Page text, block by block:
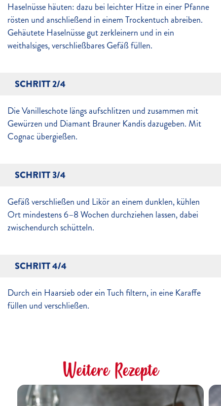
Haselnüsse häuten: dazu bei leichter Hitze in einer Pfanne
rösten und anschließend in einem Trockentuch abreiben.
Gehäutete Haselnüsse gut zerkleinern und in ein
weithalsiges, verschließbares Gefäß füllen.
SCHRITT 2/4
Die Vanilleschote längs aufschlitzen und zusammen mit
Gewürzen und Diamant Brauner Kandis dazugeben. Mit
Cognac übergießen.
SCHRITT 3/4
Gefäß verschließen und Likör an einem dunklen, kühlen
Ort mindestens 6–8 Wochen durchziehen lassen, dabei
zwischendurch schütteln.
SCHRITT 4/4
Durch ein Haarsieb oder ein Tuch filtern, in eine Karaffe
füllen und verschließen.
Weitere Rezepte